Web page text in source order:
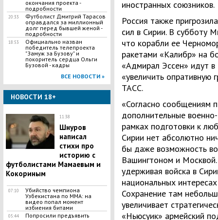
окончания проекта -
подробности
20:33
Футболист Дмитрий Тарасов
оправдался за миллионный
долг перед бывшей женой -
подробности
18:53
Официально назван
победитель телепроекта
"Замуж за Бузову" и
покоритель сердца Ольги
Бузовой - кадры
ВСЕ НОВОСТИ »
НОВОСТИ 18+
11:38
Шнуров
написал
стихи про
историю с
футболистами Мамаевым и
Кокориным
07:10
Убийство чемпиона
Узбекистана по MMA: на
видео попал момент
избиения битами
05:44
Попросили предъявить
иностранных союзников.
Россия также
сил в Сирии. В субботу
что корабли ее
ракетами «Калибр» на
«Адмирал Эссен» идут
«увеличить опративную
ТАСС.
«Согласно сообщениям
дополнительные
рамках подготовки к
Сирии нет абсолютно
бы даже возможность
Вашингтоном и
удерживая войска в
национальных
Сохранение там
увеличивает
«Ньюсуик» армейский